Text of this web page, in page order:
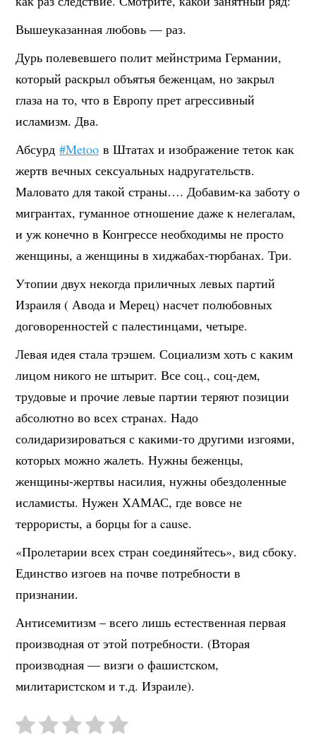
Вышеуказанная любовь — раз.
Дурь полевевшего полит мейнстрима Германии,
который раскрыл объятья беженцам, но закрыл
глаза на то, что в Европу прет агрессивный
исламизм. Два.
Абсурд#Metoo в Штатах и изображение теток как
жертв вечных сексуальных надругательств.
Маловато для такой страны…. Добавим-ка заботу о
мигрантах, гуманное отношение даже к нелегалам,
и уж конечно в Конгрессе необходимы не просто
женщины, а женщины в хиджабах-тюрбанах. Три.
Утопии двух некогда приличных левых партий
Израиля ( Авода и Мерец) насчет полюбовных
договоренностей с палестинцами, четыре.
Левая идея стала трэшем. Социализм хоть с каким
лицом никого не штырит. Все соц., соц-дем,
трудовые и прочие левые партии теряют позиции
абсолютно во всех странах. Надо
солидаризироваться с какими-то другими изгоями,
которых можно жалеть. Нужны беженцы,
женщины-жертвы насилия, нужны обездоленные
исламисты. Нужен ХАМАС, где вовсе не
террористы, а борцы for a cause.
«Пролетарии всех стран соединяйтесь», вид сбоку.
Единство изгоев на почве потребности в
признании.
Антисемитизм – всего лишь естественная первая
производная от этой потребности. (Вторая
производная — визги о фашистском,
милитаристском и т.д. Израиле).